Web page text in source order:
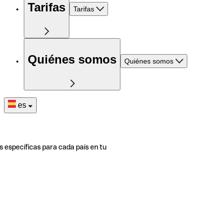
Tarifas Tarifas
Quiénes somos Quiénes somos
es
específicas para cada país en tu